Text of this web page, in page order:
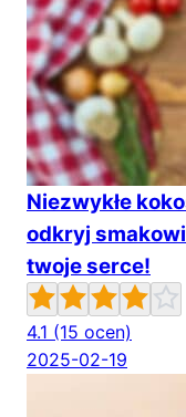
Niezwykłe
odkryj
twoje serce!
4.1 (15 ocen)
2025-02-19